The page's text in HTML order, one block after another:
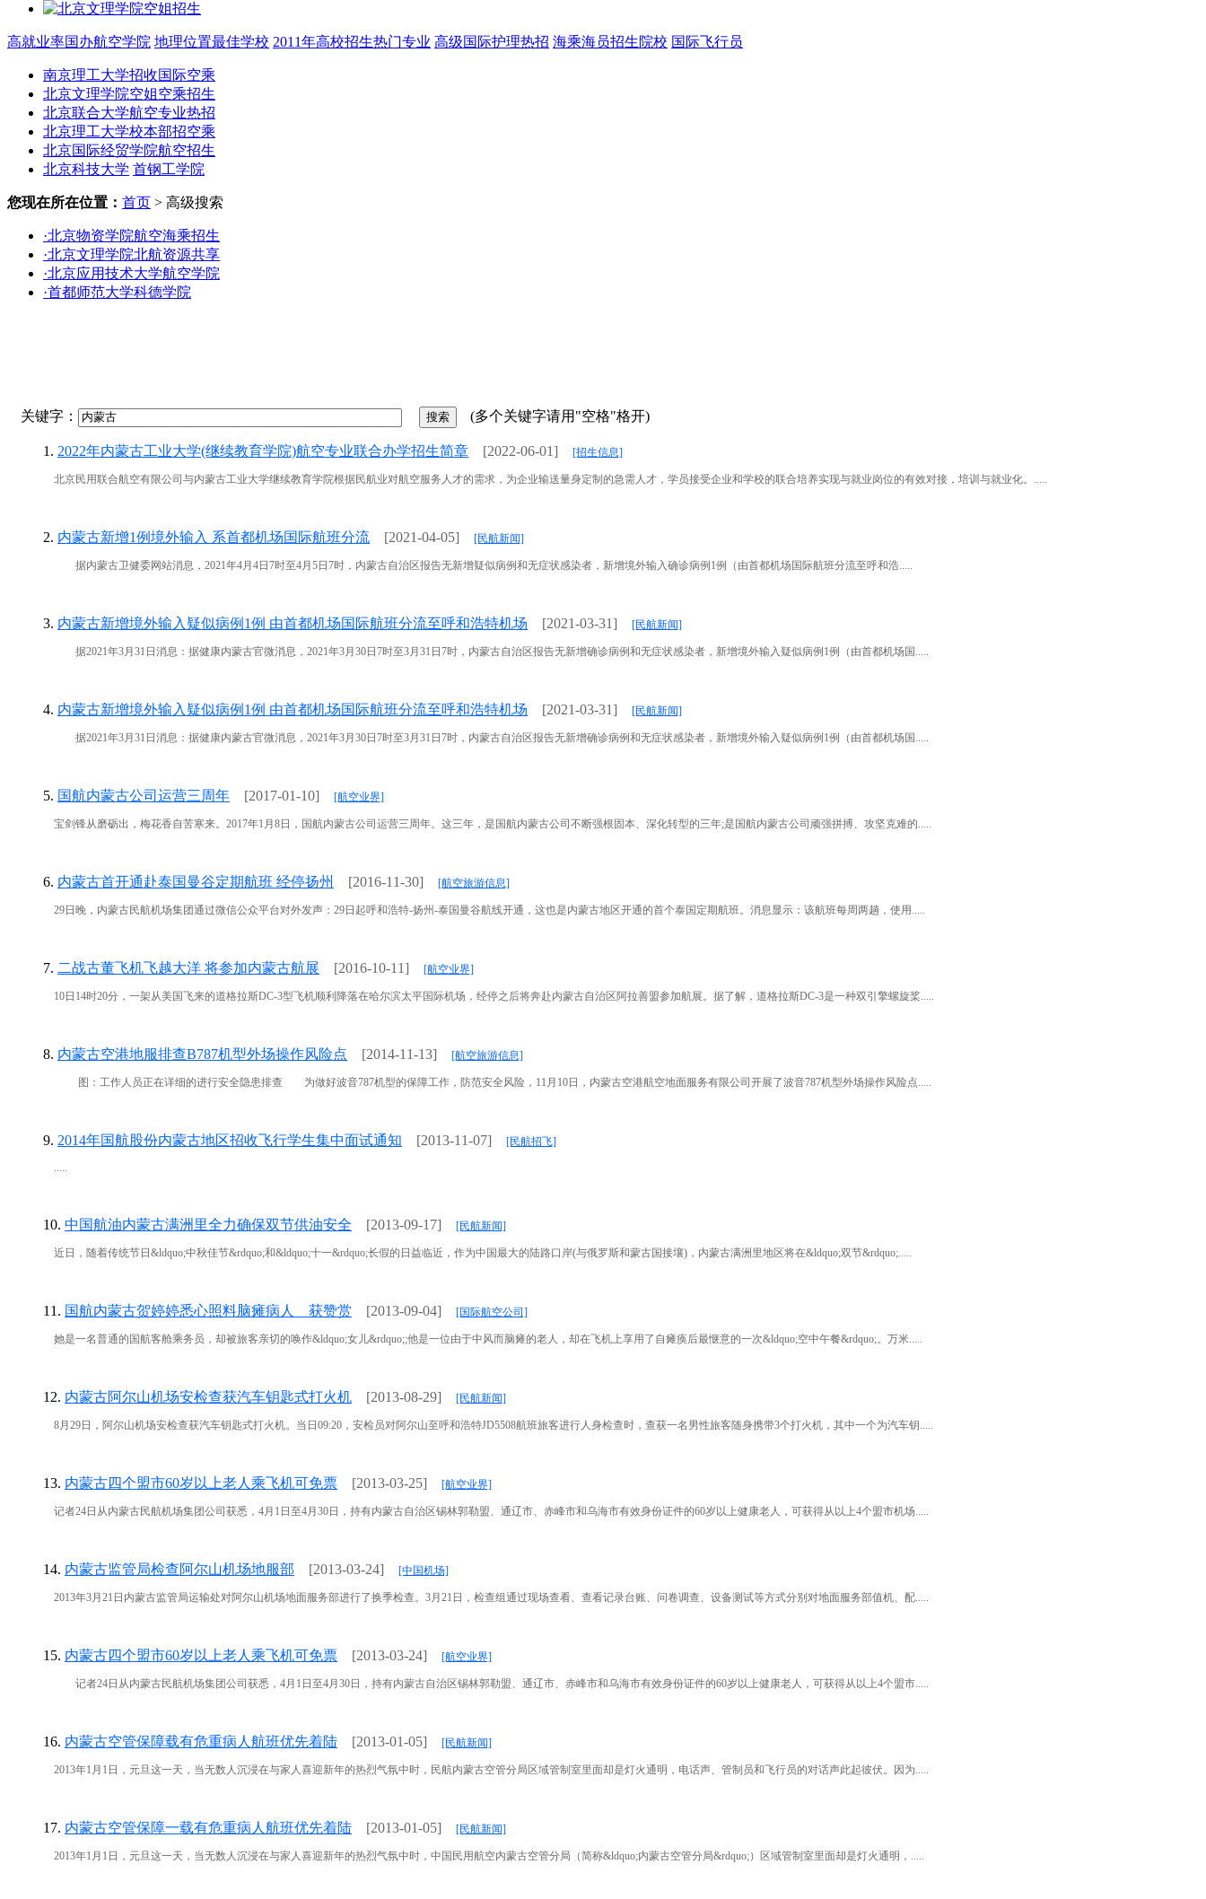
高就业率国办航空学院 地理位置最佳学校 2011年高校招生热门专业 高级国际护理热招 海乘海员招生院校 国际飞行员
南京理工大学招收国际空乘
北京文理学院空姐空乘招生
北京联合大学航空专业热招
北京理工大学校本部招空乘
北京国际经贸学院航空招生
北京科技大学 首钢工学院
您现在所在位置： 首页 > 高级搜索
·北京物资学院航空海乘招生
·北京文理学院北航资源共享
·北京应用技术大学航空学院
·首都师范大学科德学院
关键字： (多个关键字请用"空格"格开)
1. 2022年内蒙古工业大学(继续教育学院)航空专业联合办学招生简章 [2022-06-01] [招生信息]
北京民用联合航空有限公司与内蒙古工业大学继续教育学院根据民航业对航空服务人才的需求，为企业输送量身定制的急需人才，学员接受企业和学校的联合培养实现与就业岗位的有效对接，培训与就业化。.....
2. 内蒙古新增1例境外输入 系首都机场国际航班分流 [2021-04-05] [民航新闻]
据内蒙古卫健委网站消息，2021年4月4日7时至4月5日7时，内蒙古自治区报告无新增疑似病例和无症状感染者，新增境外输入确诊病例1例（由首都机场国际航班分流至呼和浩.....
3. 内蒙古新增境外输入疑似病例1例 由首都机场国际航班分流至呼和浩特机场 [2021-03-31] [民航新闻]
据2021年3月31日消息：据健康内蒙古官微消息，2021年3月30日7时至3月31日7时，内蒙古自治区报告无新增确诊病例和无症状感染者，新增境外输入疑似病例1例（由首都机场国.....
4. 内蒙古新增境外输入疑似病例1例 由首都机场国际航班分流至呼和浩特机场 [2021-03-31] [民航新闻]
据2021年3月31日消息：据健康内蒙古官微消息，2021年3月30日7时至3月31日7时，内蒙古自治区报告无新增确诊病例和无症状感染者，新增境外输入疑似病例1例（由首都机场国.....
5. 国航内蒙古公司运营三周年 [2017-01-10] [航空业界]
宝剑锋从磨砺出，梅花香自苦寒来。2017年1月8日，国航内蒙古公司运营三周年。这三年，是国航内蒙古公司不断强根固本、深化转型的三年;是国航内蒙古公司顽强拼搏、攻坚克难的.....
6. 内蒙古首开通赴泰国曼谷定期航班 经停扬州 [2016-11-30] [航空旅游信息]
29日晚，内蒙古民航机场集团通过微信公众平台对外发声：29日起呼和浩特-扬州-泰国曼谷航线开通，这也是内蒙古地区开通的首个泰国定期航班。消息显示：该航班每周两趟，使用.....
7. 二战古董飞机飞越大洋 将参加内蒙古航展 [2016-10-11] [航空业界]
10日14时20分，一架从美国飞来的道格拉斯DC-3型飞机顺利降落在哈尔滨太平国际机场，经停之后将奔赴内蒙古自治区阿拉善盟参加航展。据了解，道格拉斯DC-3是一种双引擎螺旋桨.....
8. 内蒙古空港地服排查B787机型外场操作风险点 [2014-11-13] [航空旅游信息]
图：工作人员正在详细的进行安全隐患排查 为做好波音787机型的保障工作，防范安全风险，11月10日，内蒙古空港航空地面服务有限公司开展了波音787机型外场操作风险点.....
9. 2014年国航股份内蒙古地区招收飞行学生集中面试通知 [2013-11-07] [民航招飞]
.....
10. 中国航油内蒙古满洲里全力确保双节供油安全 [2013-09-17] [民航新闻]
近日，随着传统节日&ldquo;中秋佳节&rdquo;和&ldquo;十一&rdquo;长假的日益临近，作为中国最大的陆路口岸(与俄罗斯和蒙古国接壤)，内蒙古满洲里地区将在&ldquo;双节&rdquo;.....
11. 国航内蒙古贺婷婷悉心照料脑瘫病人 获赞赏 [2013-09-04] [国际航空公司]
她是一名普通的国航客舱乘务员，却被旅客亲切的唤作&ldquo;女儿&rdquo;;他是一位由于中风而脑瘫的老人，却在飞机上享用了自瘫痪后最惬意的一次&ldquo;空中午餐&rdquo;。万米.....
12. 内蒙古阿尔山机场安检查获汽车钥匙式打火机 [2013-08-29] [民航新闻]
8月29日，阿尔山机场安检查获汽车钥匙式打火机。当日09:20，安检员对阿尔山至呼和浩特JD5508航班旅客进行人身检查时，查获一名男性旅客随身携带3个打火机，其中一个为汽车钥.....
13. 内蒙古四个盟市60岁以上老人乘飞机可免票 [2013-03-25] [航空业界]
记者24日从内蒙古民航机场集团公司获悉，4月1日至4月30日，持有内蒙古自治区锡林郭勒盟、通辽市、赤峰市和乌海市有效身份证件的60岁以上健康老人，可获得从以上4个盟市机场.....
14. 内蒙古监管局检查阿尔山机场地服部 [2013-03-24] [中国机场]
2013年3月21日内蒙古监管局运输处对阿尔山机场地面服务部进行了换季检查。3月21日，检查组通过现场查看、查看记录台账、问卷调查、设备测试等方式分别对地面服务部值机、配.....
15. 内蒙古四个盟市60岁以上老人乘飞机可免票 [2013-03-24] [航空业界]
记者24日从内蒙古民航机场集团公司获悉，4月1日至4月30日，持有内蒙古自治区锡林郭勒盟、通辽市、赤峰市和乌海市有效身份证件的60岁以上健康老人，可获得从以上4个盟市.....
16. 内蒙古空管保障载有危重病人航班优先着陆 [2013-01-05] [民航新闻]
2013年1月1日，元旦这一天，当无数人沉浸在与家人喜迎新年的热烈气氛中时，民航内蒙古空管分局区域管制室里面却是灯火通明，电话声、管制员和飞行员的对话声此起彼伏。因为.....
17. 内蒙古空管保障一载有危重病人航班优先着陆 [2013-01-05] [民航新闻]
2013年1月1日，元旦这一天，当无数人沉浸在与家人喜迎新年的热烈气氛中时，中国民用航空内蒙古空管分局（简称&ldquo;内蒙古空管分局&rdquo;）区域管制室里面却是灯火通明，.....